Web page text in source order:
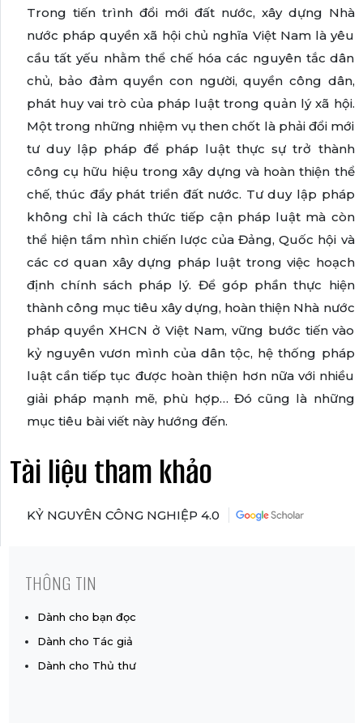
Trong tiến trình đổi mới đất nước, xây dựng Nhà
nước pháp quyền xã hội chủ nghĩa Việt Nam là yêu
cầu tất yếu nhằm thể chế hóa các nguyên tắc dân
chủ, bảo đảm quyền con người, quyền công dân,
phát huy vai trò của pháp luật trong quản lý xã hội.
Một trong những nhiệm vụ then chốt là phải đổi mới
tư duy lập pháp để pháp luật thực sự trở thành
công cụ hữu hiệu trong xây dựng và hoàn thiện thể
chế, thúc đẩy phát triển đất nước. Tư duy lập pháp
không chỉ là cách thức tiếp cận pháp luật mà còn
thể hiện tầm nhìn chiến lược của Đảng, Quốc hội và
các cơ quan xây dựng pháp luật trong việc hoạch
định chính sách pháp lý. Để góp phần thực hiện
thành công mục tiêu xây dựng, hoàn thiện Nhà nước
pháp quyền XHCN ở Việt Nam, vững bước tiến vào
kỷ nguyên vươn mình của dân tộc, hệ thống pháp
luật cần tiếp tục được hoàn thiện hơn nữa với nhiều
giải pháp mạnh mẽ, phù hợp… Đó cũng là những
mục tiêu bài viết này hướng đến.
Tài liệu tham khảo
KỶ NGUYÊN CÔNG NGHIỆP 4.0
THÔNG TIN
Dành cho bạn đọc
Dành cho Tác giả
Dành cho Thủ thư